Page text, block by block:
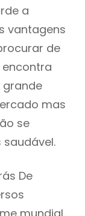
a
vantagens
de
grande
mas
se
De